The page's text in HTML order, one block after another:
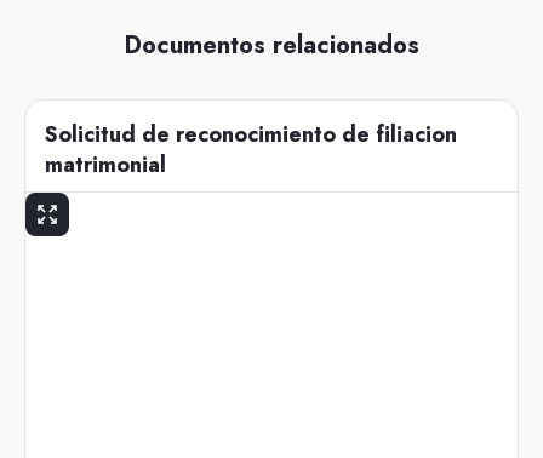
Documentos relacionados
Solicitud de reconocimiento de filiacion
matrimonial